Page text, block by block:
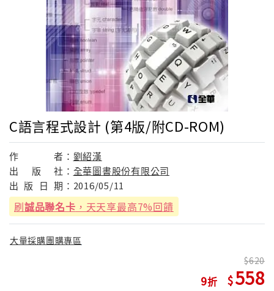
C語言程式設計 (第4版/附CD-ROM)
作 者： 劉紹漢
出
版 社： 全華圖書股份有限公司
出 版 日 期： 2016/05/11
刷誠品聯名卡 ，天天享最高7%回饋
大量採購團購專區
9
620
558